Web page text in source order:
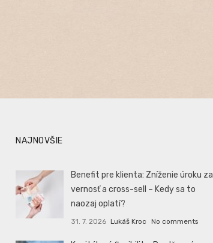
NAJNOVŠIE
Benefit pre klienta: Zníženie úroku za
vernosť a cross-sell – Kedy sa to
naozaj oplatí?
31. 7. 2026 Lukáš Kroc No comments